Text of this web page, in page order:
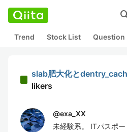
Trend Stock List Question
slab肥大化と
likers
@exa_XX
未経験系。 ITパスポ